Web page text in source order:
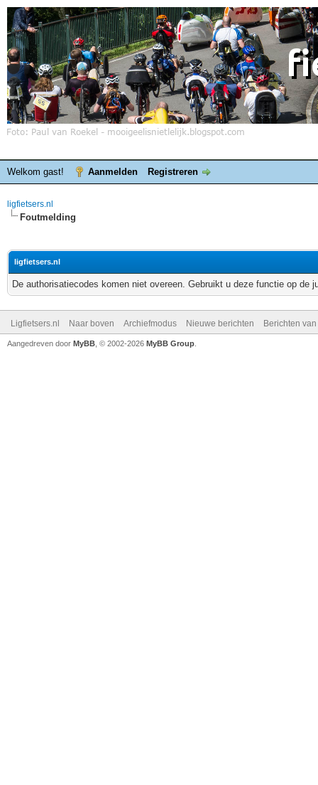
Welkom gast! Aanmelden Registreren
ligfietsers.nl
Foutmelding
ligfietsers.nl
De authorisatiecodes komen niet overeen. Gebruikt u deze functie op de
Ligfietsers.nl Naar boven Archiefmodus Nieuwe berichten Berichten
Aangedreven door MyBB , © 2002-2026 MyBB Group